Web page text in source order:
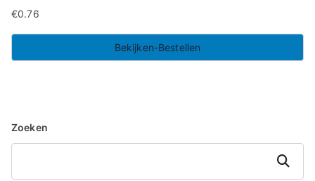
€0.76
Bekijken-Bestellen
Zoeken
Zoeken